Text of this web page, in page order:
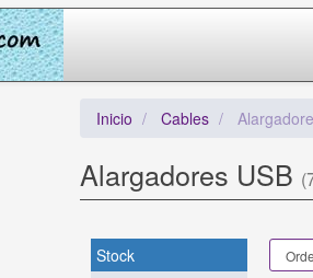
Inicio Cables
Alargadores USB
Stock